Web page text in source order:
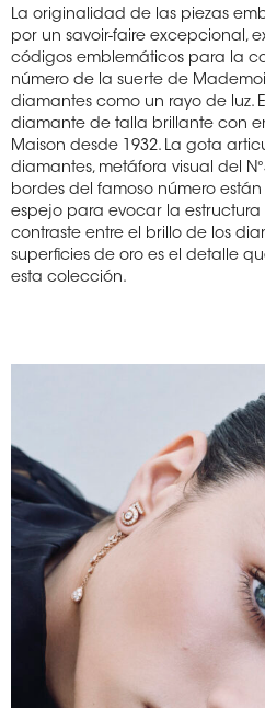
La originalidad de las piezas
por un savoir-faire excepcional,
códigos emblemáticos para la
número de la suerte de
diamantes como un rayo de luz.
diamante de talla brillante con
Maison desde 1932. La gota
diamantes, metáfora visual del
bordes del famoso número
espejo para evocar la estructura
contraste entre el brillo de los
superficies de oro es el detalle
esta colección.